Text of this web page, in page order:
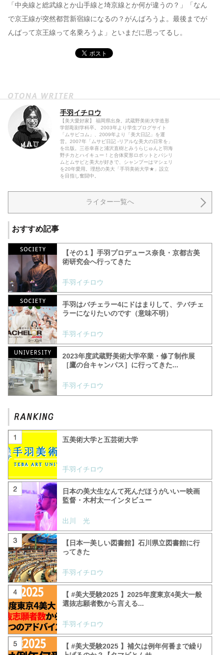
「中央線と総武線とか山手線と埼京線とか何が違うの？」「なん
で京王線が突然都営新宿線になるの？がんばろうよ。最後までが
んばって京王線って名乗ろうよ」といまだに思ってるし。
手羽イチロウ
【美大愛好家】 福岡県出身。武蔵野美術大学造形
学部彫刻学科卒。 2003年より学生ブログサイト
「ムサビコム」、2009年より「美大日記」を運
営。2007年「ムサビ日記 -リアルな美大の日常を」
を出版。三谷幸喜と浦沢直樹とみうらじゅんと羽海
野チカとハイキュー！と合体変形ロボットとパシリ
ムとムサビと美大が好きで、シャンプーはマシェリ
を20年愛用。理想の美大「手羽美術大学★」設立
を目指し奮闘中。
ライター一覧へ
おすすめ記事
【その１】手羽プロデュース奈良・京都古美
術研究会へ行ってきた
手羽イチロウ
手羽はバチェラー4にドはまりして、テバチェ
ラーになりたいのです（意味不明）
手羽イチロウ
2023年度武蔵野美術大学卒業・修了制作展
［鷹の台キャンパス］に行ってきた...
手羽イチロウ
五美術大学と五芸術大学
手羽イチロウ
日本の美大生なんて死んだほうがいいー映画
監督・木村太一インタビュー
出川 光
【日本一美しい図書館】石川県立図書館に行
ってきた
手羽イチロウ
【 #美大受験2025 】2025年度東京4美大一般
選抜志願者数から言える...
手羽イチロウ
【 #美大受験2025 】補欠は例年何番まで繰り